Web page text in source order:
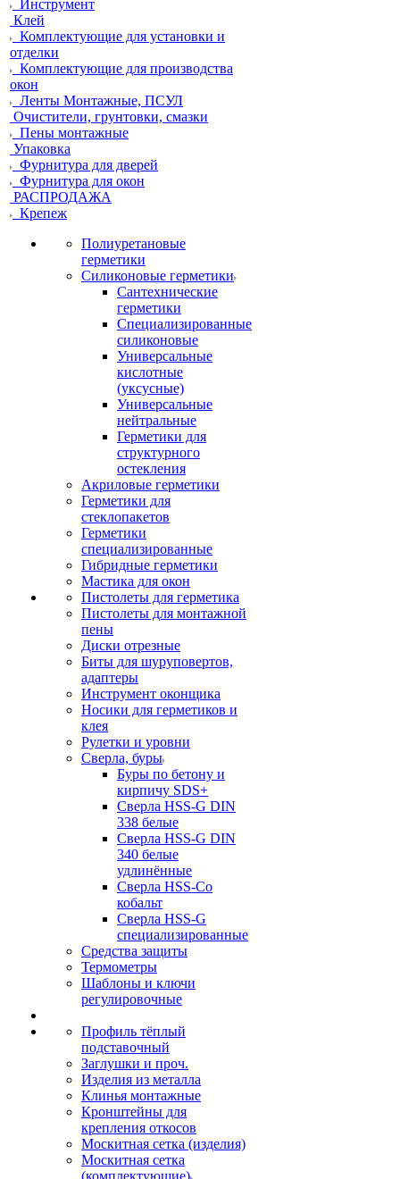
Инструмент
Клей
Комплектующие для установки и
отделки
Комплектующие для производства
окон
Ленты Монтажные, ПСУЛ
Очистители, грунтовки, смазки
Пены монтажные
Упаковка
Фурнитура для дверей
Фурнитура для окон
РАСПРОДАЖА
Крепеж
Полиуретановые
герметики
Силиконовые герметики
Сантехнические
герметики
Специализированные
силиконовые
Универсальные
кислотные
(уксусные)
Универсальные
нейтральные
Герметики для
структурного
остекления
Акриловые герметики
Герметики для
стеклопакетов
Герметики
специализированные
Гибридные герметики
Мастика для окон
Пистолеты для герметика
Пистолеты для монтажной
пены
Диски отрезные
Биты для шуруповертов,
адаптеры
Инструмент оконщика
Носики для герметиков и
клея
Рулетки и уровни
Сверла, буры
Буры по бетону и
кирпичу SDS+
Сверла HSS-G DIN
338 белые
Сверла HSS-G DIN
340 белые
удлинённые
Сверла HSS-Co
кобальт
Сверла HSS-G
специализированные
Средства защиты
Термометры
Шаблоны и ключи
регулировочные
Профиль тёплый
подставочный
Заглушки и проч.
Изделия из металла
Клинья монтажные
Кронштейны для
крепления откосов
Москитная сетка (изделия)
Москитная сетка
(комплектующие)